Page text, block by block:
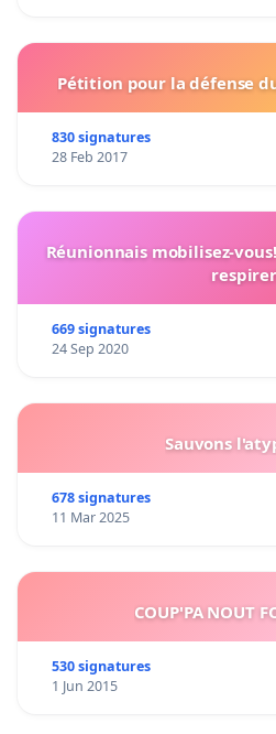
Pétition pour la défense
830 signatures
28 Feb 2017
Réunionnais mobilisez-
669 signatures
24 Sep 2020
Sauvons
678 signatures
11 Mar 2025
COUP'PA NOUT
530 signatures
1 Jun 2015